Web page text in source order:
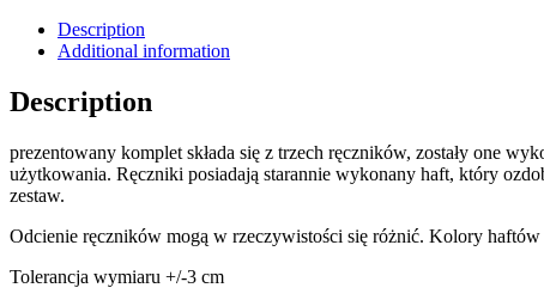
Description
Additional information
Description
prezentowany komplet składa się z trzech ręczników, zostały one
użytkowania. Ręczniki posiadają starannie wykonany haft, który
zestaw.
Odcienie ręczników mogą w rzeczywistości się różnić. Kolory haftów
Tolerancja wymiaru +/-3 cm